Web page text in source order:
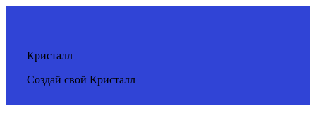
Кристалл
Создай свой Кристалл